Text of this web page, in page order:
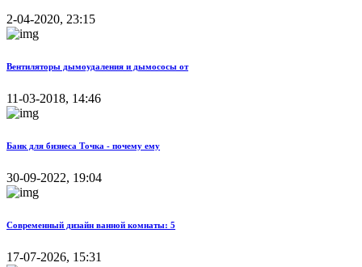
2-04-2020, 23:15
Вентиляторы дымоудаления и дымососы от
11-03-2018, 14:46
Банк для бизнеса Точка - почему ему
30-09-2022, 19:04
Современный дизайн ванной комнаты: 5
17-07-2026, 15:31